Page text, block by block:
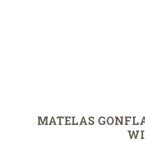
MATELAS